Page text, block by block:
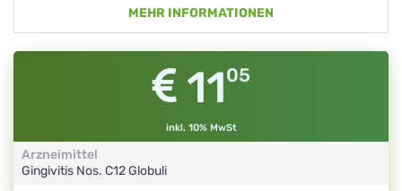
MEHR INFORMATIONEN
1105
inkl. 10% MwSt
Arzneimittel
Gingivitis Nos. C12Globuli